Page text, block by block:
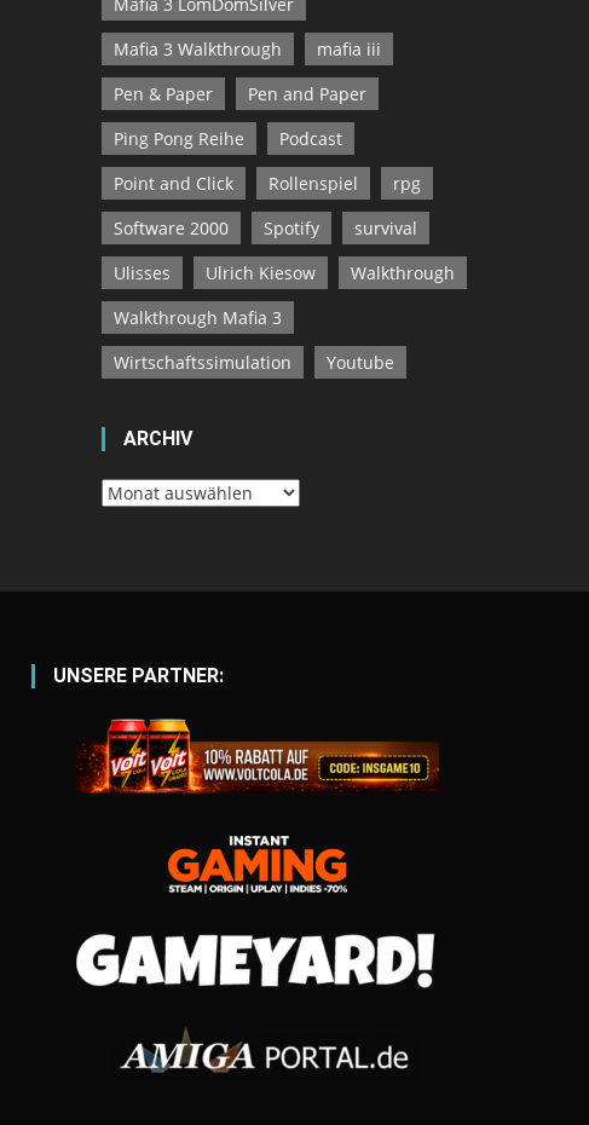
Mafia 3 Walkthrough
mafia iii
Pen & Paper
Pen and Paper
Ping Pong Reihe
Podcast
Point and Click
Rollenspiel
rpg
Software 2000
Spotify
survival
Ulisses
Ulrich Kiesow
Walkthrough
Walkthrough Mafia 3
Wirtschaftssimulation
Youtube
ARCHIV
Archiv
UNSERE PARTNER: